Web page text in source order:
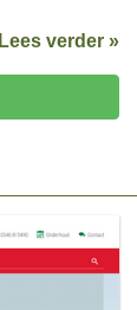
Lees verder »